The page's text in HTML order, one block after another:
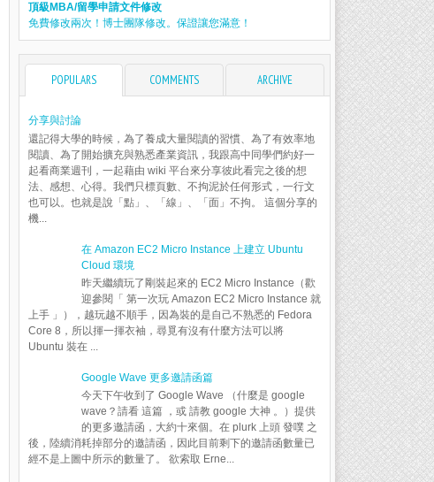
頂級MBA/留學申請文件修改
免費修改兩次！博士團隊修改。保證讓您滿意！
POPULARS COMMENTS ARCHIVE
分享與討論
還記得大學的時候，為了養成大量閱讀的習慣、為了有效率地
閱讀、為了開始擴充與熟悉產業資訊，我跟高中同學們約好一
起看商業週刊，一起藉由 wiki 平台來分享彼此看完之後的想
法、感想、心得。我們只標頁數、不拘泥於任何形式，一行文
也可以。也就是說「點」、「線」、「面」不拘。 這個分享的
機...
在 Amazon EC2 Micro Instance 上建立 Ubuntu
Cloud 環境
昨天繼續玩了剛裝起來的 EC2 Micro Instance（歡
迎參閱「 第一次玩 Amazon EC2 Micro Instance 就
上手 」），越玩越不順手，因為裝的是自己不熟悉的 Fedora
Core 8，所以揮一揮衣袖，尋覓有沒有什麼方法可以將
Ubuntu 裝在 ...
Google Wave 更多邀請函篇
今天下午收到了 Google Wave （什麼是 google
wave？請看 這篇 ，或 請教 google 大神 。）提供
的更多邀請函，大約十來個。在 plurk 上頭 發噗 之
後，陸續消耗掉部分的邀請函，因此目前剩下的邀請函數量已
經不是上圖中所示的數量了。 欲索取 Erne...